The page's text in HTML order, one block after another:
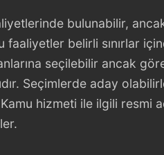
bulunabilir,
faaliyetler belirli sınırlar
seçilebilir ancak
Seçimlerde aday
hizmeti ile ilgili resmi